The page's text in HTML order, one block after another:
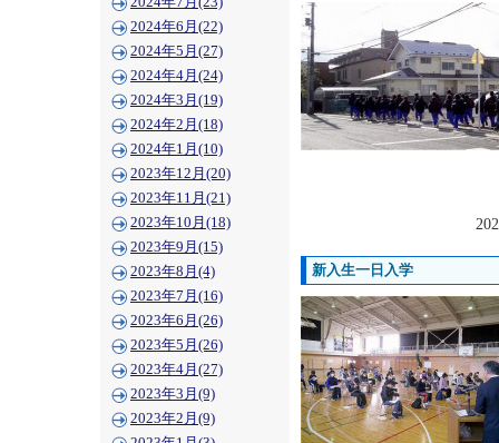
2024年6月(22)
2024年5月(27)
2024年4月(24)
2024年3月(19)
2024年2月(18)
2024年1月(10)
2023年12月(20)
2023年11月(21)
2023年10月(18)
2023年9月(15)
2023年8月(4)
2023年7月(16)
2023年6月(26)
2023年5月(26)
2023年4月(27)
2023年3月(9)
2023年2月(9)
新入生一日入学